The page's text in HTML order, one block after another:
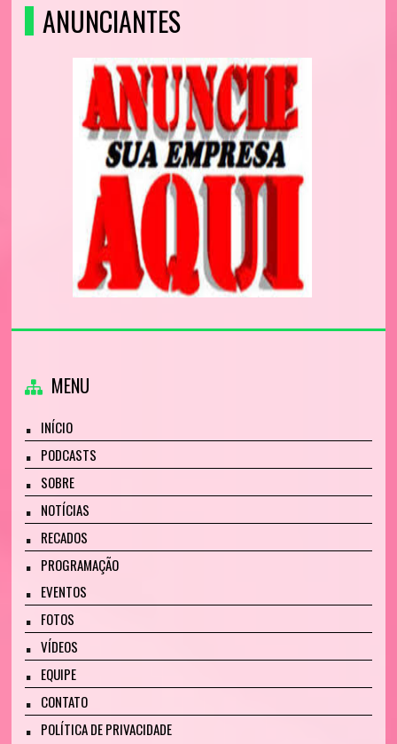
ANUNCIANTES
MENU
INÍCIO
PODCASTS
SOBRE
NOTÍCIAS
RECADOS
PROGRAMAÇÃO
EVENTOS
FOTOS
VÍDEOS
EQUIPE
CONTATO
POLÍTICA DE PRIVACIDADE